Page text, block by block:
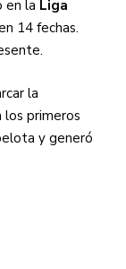
en la Liga
14 fechas.
la
los primeros
y generó